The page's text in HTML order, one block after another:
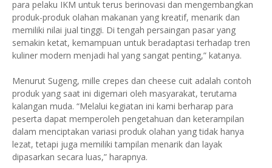
para pelaku IKM untuk terus berinovasi dan mengembangkan
produk-produk olahan makanan yang kreatif, menarik dan
memiliki nilai jual tinggi. Di tengah persaingan pasar yang
semakin ketat, kemampuan untuk beradaptasi terhadap tren
kuliner modern menjadi hal yang sangat penting,” katanya.
Menurut Sugeng, mille crepes dan cheese cuit adalah contoh
produk yang saat ini digemari oleh masyarakat, terutama
kalangan muda. “Melalui kegiatan ini kami berharap para
peserta dapat memperoleh pengetahuan dan keterampilan
dalam menciptakan variasi produk olahan yang tidak hanya
lezat, tetapi juga memiliki tampilan menarik dan layak
dipasarkan secara luas,” harapnya.